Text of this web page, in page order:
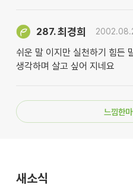
287.최경희
쉬운 말 이지만 실천하기 힘든
생각하며 살고 싶어 지네요
느낌한
새소식